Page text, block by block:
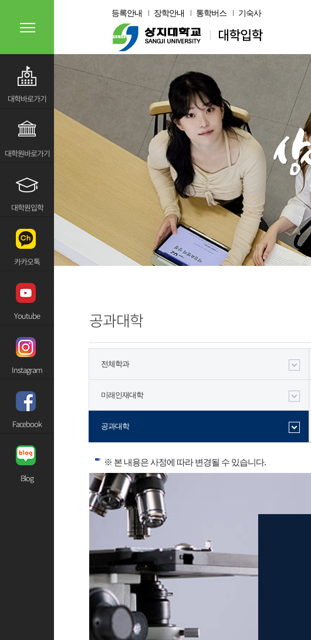
등록안내 장학안내 통학버스 기숙사
대학바로가기
대학원바로가기
대학원입학
카카오톡
Youtube
Instagram
Facebook
Blog
공과대학
전체학과
미래인재대학
공과대학
※ 본 내용은 사정에 따라 변경될 수 있습니다.